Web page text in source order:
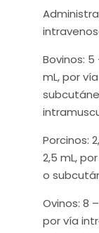
Bovinos: 5
mL, por
Porcinos:
2,5 mL,
o
Ovinos: 8
por vía